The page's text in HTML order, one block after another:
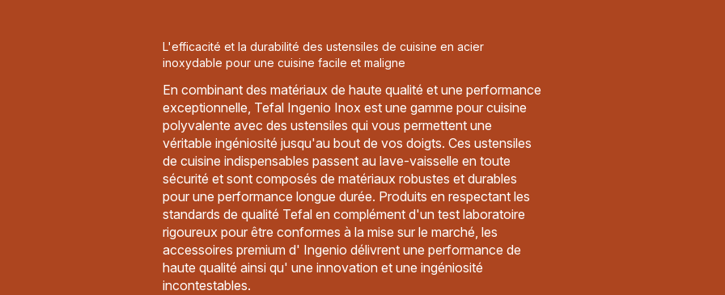
L'efficacité et la durabilité des ustensiles de cuisine en acier
inoxydable pour une cuisine facile et maligne
En combinant des matériaux de haute qualité et une performance
exceptionnelle, Tefal Ingenio Inox est une gamme pour cuisine
polyvalente avec des ustensiles qui vous permettent une
véritable ingéniosité jusqu'au bout de vos doigts. Ces ustensiles
de cuisine indispensables passent au lave-vaisselle en toute
sécurité et sont composés de matériaux robustes et durables
pour une performance longue durée. Produits en respectant les
standards de qualité Tefal en complément d'un test laboratoire
rigoureux pour être conformes à la mise sur le marché, les
accessoires premium d' Ingenio délivrent une performance de
haute qualité ainsi qu' une innovation et une ingéniosité
incontestables.